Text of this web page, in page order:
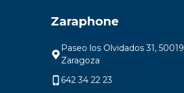
Zaraphone
Paseo los Olvidados 31, 50019
Zaragoza
642 34 22 23